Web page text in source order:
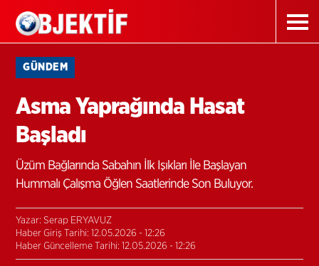
GÜNDEM
Asma Yaprağında Hasat
Başladı
Üzüm Bağlarında Sabahın İlk Işıkları İle Başlayan
Hummalı Çalışma Öğlen Saatlerinde Son Buluyor.
Yazar: Serap ERYAVUZ
Haber Giriş Tarihi: 12.05.2026 - 12:26
Haber Güncelleme Tarihi: 12.05.2026 - 12:26